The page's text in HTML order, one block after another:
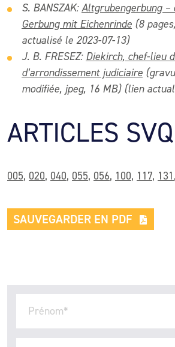
S. BANSZAK:Altgrubengerbung
Gerbung mit Eichenrinde (8
actualisé le 2023-07-13)
J. B. FRESEZ: Diekirch, chef-lieu
d’arrondissement judiciaire
modifiée, jpeg, 16 MB) (lien
ARTICLES
005, 020, 040, 055, 056, 100, 117, 131,
SAUVEGARDER EN PDF
Prénom*